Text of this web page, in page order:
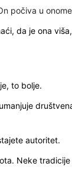
počiva u
da je ona
to bolje.
autoritet.
Neke